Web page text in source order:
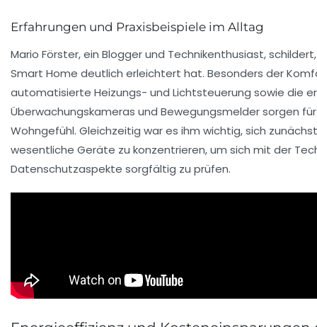
Erfahrungen und Praxisbeispiele im Alltag
Mario Förster, ein Blogger und Technikenthusiast,
Smart Home deutlich erleichtert hat. Besonders der
automatisierte Heizungs- und Lichtsteuerung sowie die
Überwachungskameras und Bewegungsmelder sorgen
Wohngefühl. Gleichzeitig war es ihm wichtig, sich
wesentliche Geräte zu konzentrieren, um sich mit der
Datenschutzaspekte sorgfältig zu prüfen.